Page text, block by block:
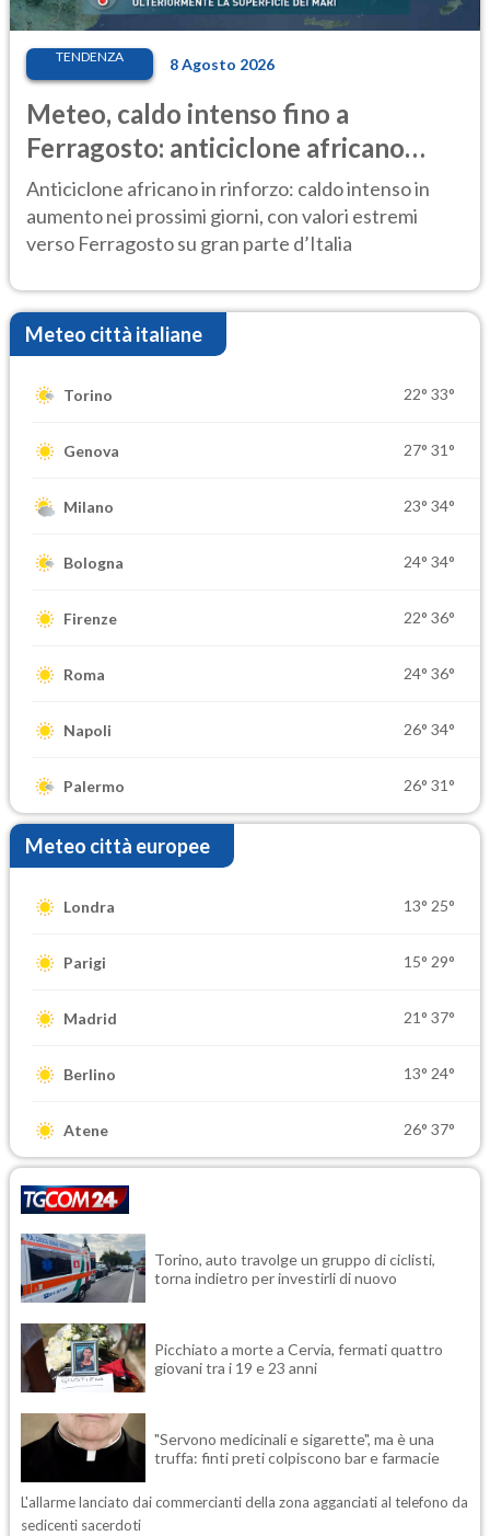
TENDENZA 8 Agosto 2026
Meteo, caldo intenso fino a
Ferragosto: anticiclone africano
ancora protagonista
Anticiclone africano in rinforzo: caldo intenso in
aumento nei prossimi giorni, con valori estremi
verso Ferragosto su gran parte d’Italia
Meteo città italiane
Torino 22° 33°
Genova 27° 31°
Milano 23° 34°
Bologna 24° 34°
Firenze 22° 36°
Roma 24° 36°
Napoli 26° 34°
Palermo 26° 31°
Meteo città europee
Londra 13° 25°
Parigi 15° 29°
Madrid 21° 37°
Berlino 13° 24°
Atene 26° 37°
Torino, auto travolge un gruppo di ciclisti,
torna indietro per investirli di nuovo
Picchiato a morte a Cervia, fermati quattro
giovani tra i 19 e 23 anni
"Servono medicinali e sigarette", ma è una
truffa: finti preti colpiscono bar e farmacie
L'allarme lanciato dai commercianti della zona agganciati al telefono da
sedicenti sacerdoti